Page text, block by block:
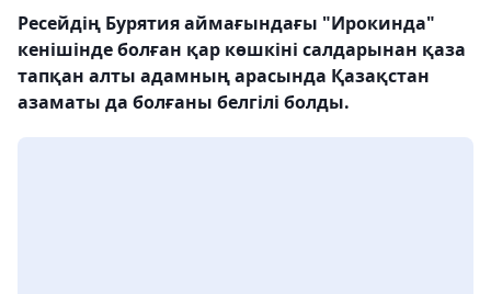
Ресейдің Бурятия аймағындағы "Ирокинда"
кенішінде болған қар көшкіні салдарынан қаза
тапқан алты адамның арасында Қазақстан
азаматы да болғаны белгілі болды.